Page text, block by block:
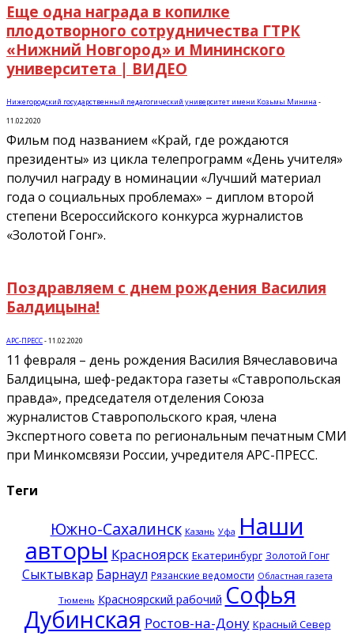
Еще одна награда в копилке
плодотворного сотрудничества ГТРК
«Нижний Новгород» и Мининского
университета | ВИДЕО
Нижегородский государственный педагогический университет имени Козьмы Минина -
11.02.2020
Фильм под названием «Край, где рождаются
президенты» из цикла телепрограмм «День учителя»
получил награду в номинации «Лучший материал
года о социальных проблемах» – диплом второй
степени Всероссийского конкурса журналистов
«Золотой Гонг».
Поздравляем с днем рождения Василия
Балдицына!
АРС-ПРЕСС-11.02.2020
11 февраля – день рождения Василия Вячеславовича
Балдицына, шеф-редактора газеты «Ставропольская
правда», председателя отделения Союза
журналистов Ставропольского края, члена
Экспертного совета по региональным печатным СМИ
при Минкомсвязи России, учредителя АРС-ПРЕСС.
Теги
Южно-Сахалинск Казань Уфа Наши
авторы Красноярск Екатеринбург Золотой Гонг
Сыктывкар Барнаул Рязанские ведомости Областная газета
Тюмень Красноярский рабочий Софья
Дубинская Ростов-на-Дону Красный Север